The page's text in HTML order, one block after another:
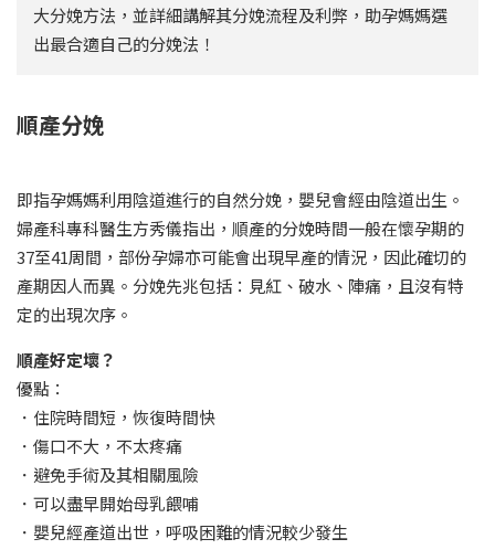
大分娩方法，並詳細講解其分娩流程及利弊，助孕媽媽選
出最合適自己的分娩法！
順產分娩
即指孕媽媽利用陰道進行的自然分娩，嬰兒會經由陰道出生。
婦產科專科醫生方秀儀指出，順產的分娩時間一般在懷孕期的
37至41周間，部份孕婦亦可能會出現早產的情況，因此確切的
產期因人而異。分娩先兆包括：見紅、破水、陣痛，且沒有特
定的出現次序。
順產好定壞？
優點：
．住院時間短，恢復時間快
．傷口不大，不太疼痛
．避免手術及其相關風險
．可以盡早開始母乳餵哺
．嬰兒經產道出世，呼吸困難的情況較少發生